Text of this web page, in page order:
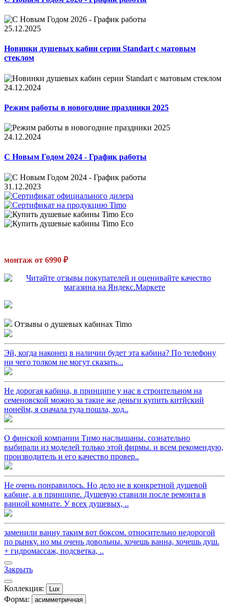
25.12.2025
Новинки душевых кабин серии Standart с матовым
стеклом
24.12.2024
Режим работы в новогодние праздники 2025
24.12.2024
С Новым Годом 2024 - График работы
31.12.2023
монтаж от 6990 ₽
Отзывы о душевых кабинах Timo
Эй, когда наконец в наличии будет эта кабина? По телефону
ни чего толком не могут сказать...
Не дорогая кабина, в принципе у нас в строительном на
семеновской можно за такие же деньги купить китйский
нонейм, я сначала туда пошла, ход..
О финской компании Тимо наслышаны. сознательно
выбирали из моделей только этой фирмы. и всем рекомендую,
производитель и его качество провер..
Не очень понравилось. Но дело не в конкретной душевой
кабине, а в принципе. Душевую ставили после ремонта в
ванной комнате. У всех душевых, ..
заменили ванну таким вот боксом. относительно недорогой
по рынку. но мы очень довольны. хочешь ванна, хочешь душ.
+ гидромассаж, подсветка, ..
Закрыть
Коллекция: Lux
Форма:
асимметричная